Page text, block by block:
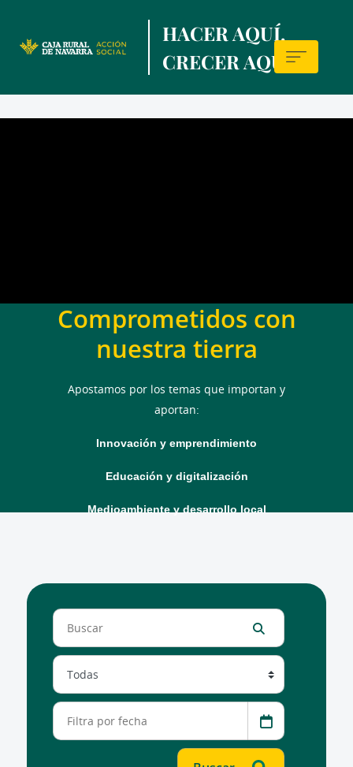
to
contentt
HACER AQUÍ,
CRECER AQUÍ.
Sala
Comprometidos con
nuestra tierra
Apostamos por los temas que importan y
aportan:
Innovación y emprendimiento
Educación y digitalización
Medioambiente y desarrollo local